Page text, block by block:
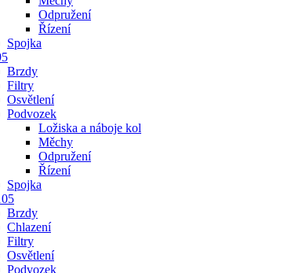
Odpružení
Řízení
Spojka
Brzdy
Filtry
Osvětlení
Podvozek
Ložiska a náboje kol
Měchy
Odpružení
Řízení
Spojka
Brzdy
Chlazení
Filtry
Osvětlení
Podvozek